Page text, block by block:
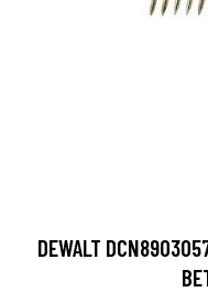
DEWALT